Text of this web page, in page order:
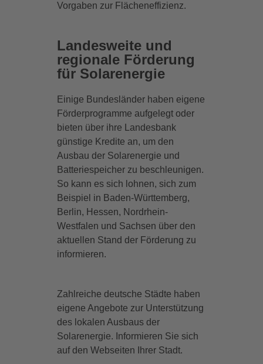
Vorgaben zur Flächeneffizienz.
Landesweite und
regionale Förderung
für Solarenergie
Einige Bundesländer haben eigene
Förderprogramme aufgelegt oder
bieten über ihre Landesbank
günstige Kredite an, um den
Ausbau der Solarenergie und
Batteriespeicher zu beschleunigen.
So kann es sich lohnen, sich zum
Beispiel in Baden-Württemberg,
Berlin, Hessen, Nordrhein-
Westfalen und Sachsen über den
aktuellen Stand der Förderung zu
informieren.
Zahlreiche deutsche Städte haben
eigene Angebote zur Unterstützung
des lokalen Ausbaus der
Solarenergie. Informieren Sie sich
auf den Webseiten Ihrer Stadt.